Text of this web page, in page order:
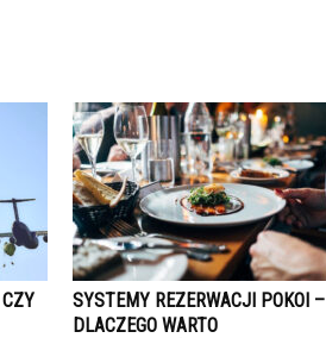
SYSTEMY REZERWACJI POKOI –
DLACZEGO WARTO